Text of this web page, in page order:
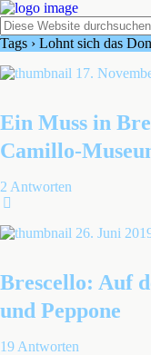
Tags › Lohnt sich das
17.
Ein Muss in
Camillo-
2 Antworten
26. Juni
Brescello: Auf
und Peppone
19 Antworten